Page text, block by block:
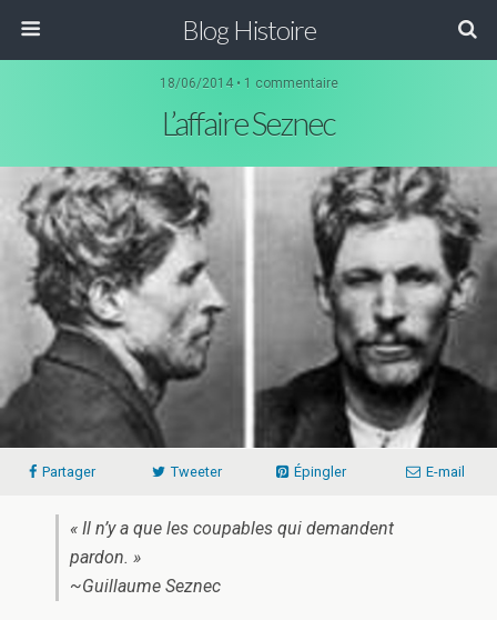
Blog Histoire
18/06/2014 • 1 commentaire
L’affaire Seznec
Partager Tweeter Épingler E-mail
« Il n’y a que les coupables qui demandent
pardon. »
~Guillaume Seznec